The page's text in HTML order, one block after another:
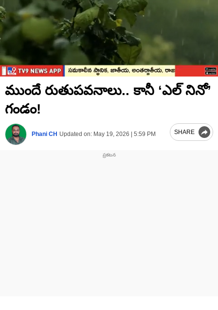
minute,
46
ముందే రుతుపవనాలు.. కానీ ‘ఎల్ నినో’
గండం!
Phani CH Updated on: May 19, 2026 | 5:59 PM SHARE